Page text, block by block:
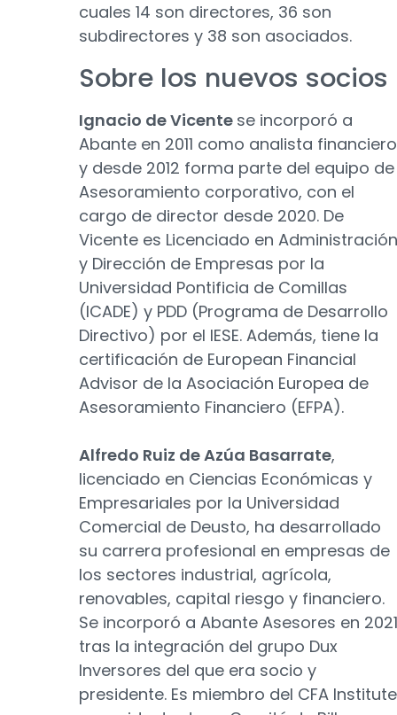
cuales 14 son directores, 36 son
subdirectores y 38 son asociados.
Sobre los nuevos socios
Ignacio de Vicente se incorporó a
Abante en 2011 como analista financiero
y desde 2012 forma parte del equipo de
Asesoramiento corporativo, con el
cargo de director desde 2020. De
Vicente es Licenciado en Administración
y Dirección de Empresas por la
Universidad Pontificia de Comillas
(ICADE) y PDD (Programa de Desarrollo
Directivo) por el IESE. Además, tiene la
certificación de European Financial
Advisor de la Asociación Europea de
Asesoramiento Financiero (EFPA).
Alfredo Ruiz de Azúa Basarrate,
licenciado en Ciencias Económicas y
Empresariales por la Universidad
Comercial de Deusto, ha desarrollado
su carrera profesional en empresas de
los sectores industrial, agrícola,
renovables, capital riesgo y financiero.
Se incorporó a Abante Asesores en
tras la integración del grupo Dux
Inversores del que era socio y
presidente. Es miembro del CFA Institute